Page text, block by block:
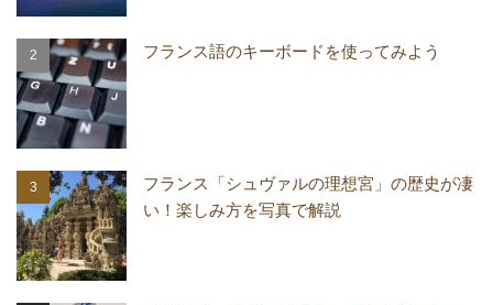
フランス語のキーボードを使ってみよう
フランス「シュヴァルの理想宮」の歴史が凄
い！楽しみ方を写真で解説